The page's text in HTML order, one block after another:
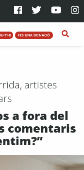
T'HI FES UNA DONACIÓ
artistes
a fora del
comentaris